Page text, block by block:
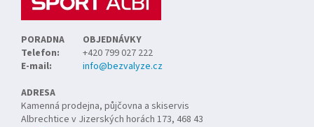
PORADNA
OBJEDNÁVKY
Telefon:
+420 799 027 222
E-mail:
info@bezvalyze.cz
ADRESA
Kamenná prodejna, půjčovna a skiservis
Albrechtice v Jizerských horách 173, 468 43